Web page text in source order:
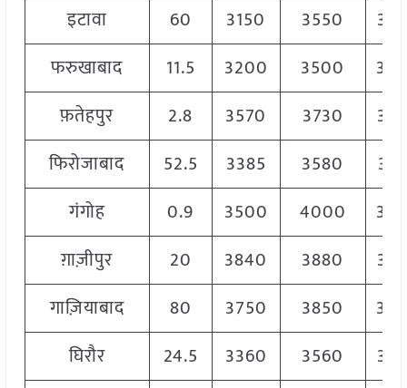
इटावा
60 3150 3550
फरुखाबाद
11.5 3200 3500
फ़तेहपुर
2.8 3570 3730
फिरोजाबाद
52.5 3385 3580
गंगोह
0.9 3500 4000
ग़ाज़ीपुर
20 3840 3880
गाज़ियाबाद
80 3750 3850
घिरौर
24.5 3360 3560